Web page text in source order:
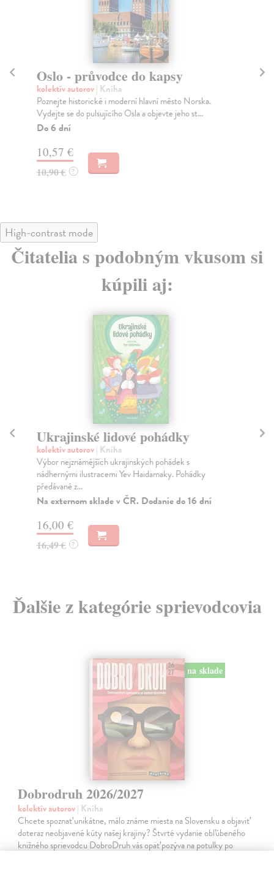
Oslo - průvodce do kapsy
kolektív autorov| Kniha
Poznejte historické i moderní hlavní město Norska.
Vydejte se do pulsujícího Osla a objevte jeho st...
Do 6 dní
10,57 €
10,90 € ?
High-contrast mode
Čitatelia s podobným vkusom si
kúpili aj:
Ukrajinské lidové pohádky
kolektív autorov| Kniha
Výbor nejznámějších ukrajinských pohádek s
nádhernými ilustracemi Yev Haidamaky. Pohádky
předávané z...
Na externom sklade v ČR. Dodanie do 16 dní
16,00 €
16,49 € ?
Ďalšie z kategórie sprievodcovia
na sklade
Dobrodruh 2026/2027
kolektív autorov| Kniha
Chcete spoznať unikátne, málo známe miesta na Slovensku a objaviť
doteraz neobjavené kúty našej krajiny? Štvrté vydanie obľúbeného
knižného sprievodcu DobroDruh vás opäť pozýva na potulky po